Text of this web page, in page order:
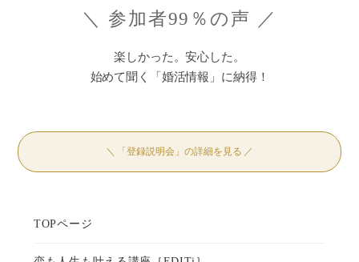
＼ 参加者99％の声 ／
楽しかった。安心した。
始めて聞く「婚活情報」に納得！
＼ 「登録説明会」の詳細を見る ／